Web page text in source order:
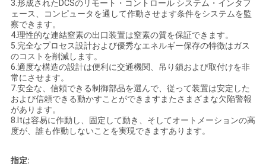
引
金
を
求
め
て
く
3.形成されたDCSのリモート・コントロール システム・インタフ
ェース、コンピュータを通して作動させます条件をシステムを監
察できます。
4.理性的な連結窒素の出口装置は窒素の質を保証できます。
5.完全なプロセス設計および優秀なエネルギー保存の特徴はガス
のコストを削減します。
6.適度な構造の設計は便利に交通機関、吊り鎖および取付けを非
常にさせます。
7.安全な、信頼できる制御部品を選んで、従って装置は安定した
および信頼できる動かすことができますまたさまざまな欠陥警報
があります。
8.Itは容易に作動し、固定して動き、そしてオートメーションの高
度が、誰も作動しないことを実現できますあります。
指定: